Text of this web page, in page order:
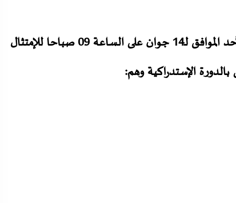
على الطلبة المذكورين أدناه الحضور يوم الأحد الموافق لـ14 جوان على الساعة 09 صباحا للإمتثال
الإستدراكية وهم: